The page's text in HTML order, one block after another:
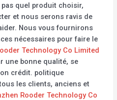
quel produit choisir,
et nous serons ravis de
Nous vous fournirons
nécessaires pour faire le
Technology Co Limited
une bonne qualité, se
crédit. politique
les clients, anciens et
Rooder Technology Co